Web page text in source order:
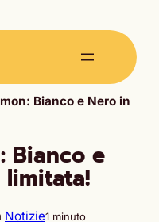
Bianco e Nero in
Bianco e
Notizie1 minuto